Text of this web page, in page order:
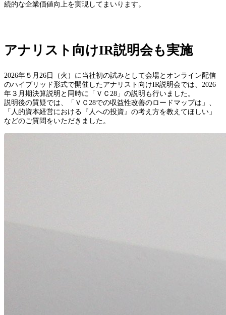
続的な企業価値向上を実現してまいります。
アナリスト向けIR説明会も実施
2026年５月26日（火）に当社初の試みとして会場とオンライン配信
のハイブリッド形式で開催したアナリスト向けIR説明会では、2026
年３月期決算説明と同時に「ＶＣ28」の説明も行いました。
説明後の質疑では、「ＶＣ28での収益性改善のロードマップは」、
「人的資本経営における『人への投資』の考え方を教えてほしい」
などのご質問をいただきました。